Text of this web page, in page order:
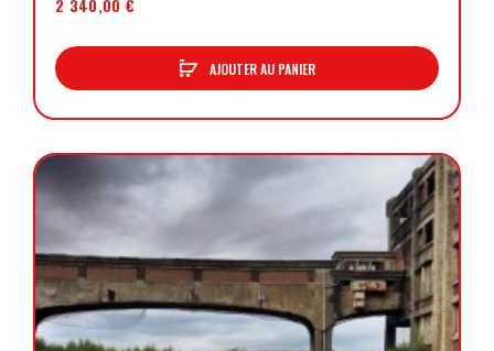
2 340,00 €
AJOUTER AU PANIER